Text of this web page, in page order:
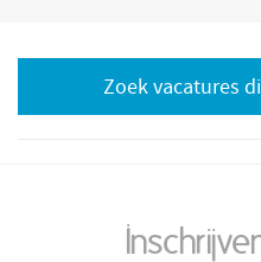
Zoek vacatures